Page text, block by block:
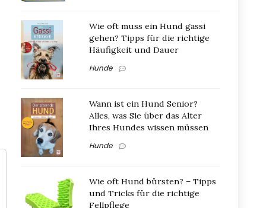
Wie oft muss ein Hund gassi
gehen? Tipps für die richtige
Häufigkeit und Dauer
Hunde
Wann ist ein Hund Senior?
Alles, was Sie über das Alter
Ihres Hundes wissen müssen
Hunde
Wie oft Hund bürsten? – Tipps
und Tricks für die richtige
Fellpflege